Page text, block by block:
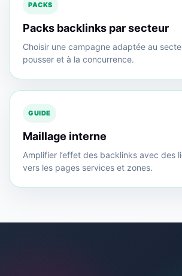
PACKS
Packs backlinks par secteur
Choisir une campagne adaptée au
pousser et à la concurrence.
GUIDE
Maillage interne
Amplifier l’effet des backlinks avec des
vers les pages services et zones.